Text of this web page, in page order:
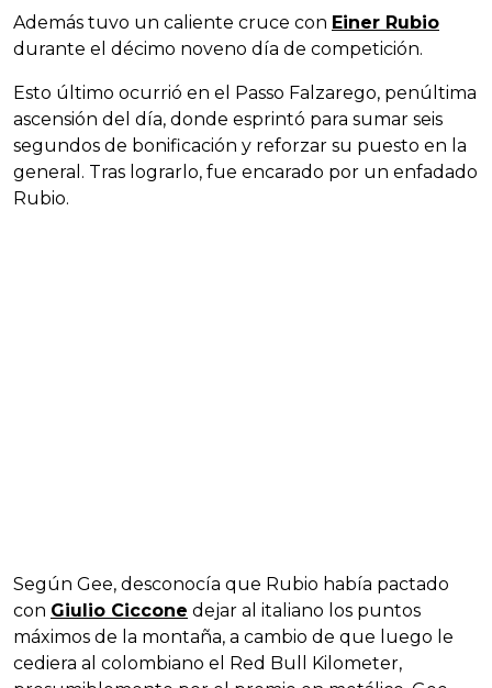
Además tuvo un caliente cruce con Einer Rubio
durante el décimo noveno día de competición.
Esto último ocurrió en el Passo Falzarego, penúltima
ascensión del día, donde esprintó para sumar seis
segundos de bonificación y reforzar su puesto en la
general. Tras lograrlo, fue encarado por un enfadado
Rubio.
Según Gee, desconocía que Rubio había pactado
con Giulio Ciccone dejar al italiano los puntos
máximos de la montaña, a cambio de que luego le
cediera al colombiano el Red Bull Kilometer,